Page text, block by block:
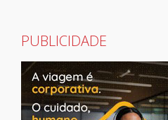
PUBLICIDADE